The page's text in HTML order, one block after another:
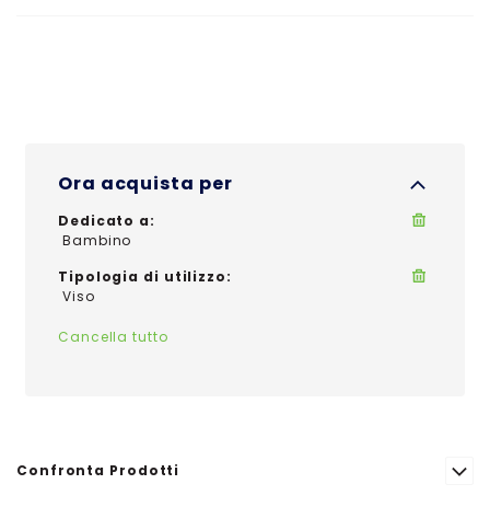
Ora acquista per
Dedicato a
Bambino
Tipologia di utilizzo
Viso
Cancella tutto
Confronta Prodotti